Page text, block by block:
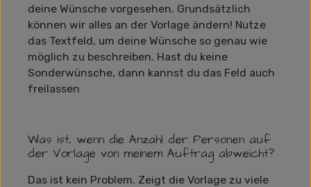
deine Wünsche vorgesehen. Grundsätzlich
können wir alles an der Vorlage ändern! Nutze
das Textfeld, um deine Wünsche so genau wie
möglich zu beschreiben. Hast du keine
Sonderwünsche, dann kannst du das Feld auch
freilassen
Was ist, wenn die Anzahl der Personen auf
der Vorlage von meinem Auftrag abweicht?
Das ist kein Problem. Zeigt die Vorlage zu viele